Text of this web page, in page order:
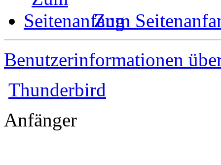
Zum
Benutzerinformationen
Thunderbird
Anfänger